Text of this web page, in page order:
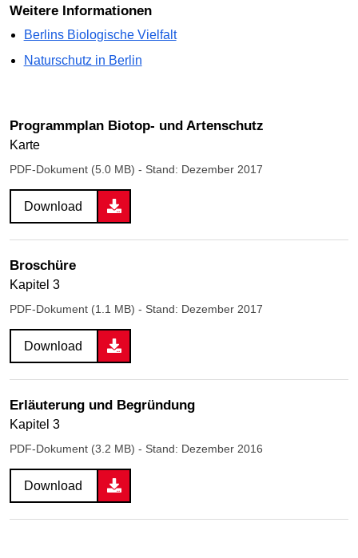
Weitere Informationen
Berlins Biologische Vielfalt
Naturschutz in Berlin
Programmplan Biotop- und Artenschutz
Karte
PDF-Dokument (5.0 MB) - Stand: Dezember 2017
Download
Broschüre
Kapitel 3
PDF-Dokument (1.1 MB) - Stand: Dezember 2017
Download
Erläuterung und Begründung
Kapitel 3
PDF-Dokument (3.2 MB) - Stand: Dezember 2016
Download